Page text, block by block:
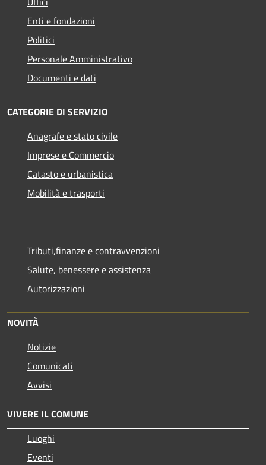
Enti e fondazioni
Politici
Personale Amministrativo
Documenti e dati
CATEGORIE DI SERVIZIO
Anagrafe e stato civile
Imprese e Commercio
Catasto e urbanistica
Mobilità e trasporti
Tributi,finanze e contravvenzioni
Salute, benessere e assistenza
Autorizzazioni
NOVITÀ
Notizie
Comunicati
Avvisi
VIVERE IL COMUNE
Luoghi
Eventi